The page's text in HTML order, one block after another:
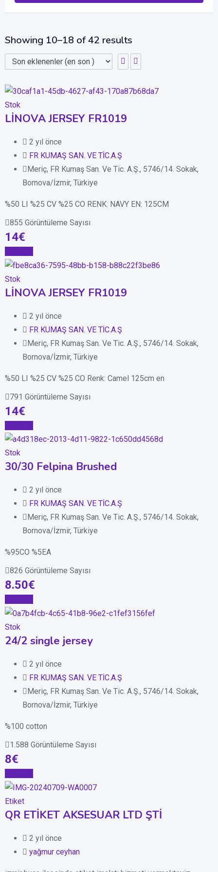
Showing 10–18 of 42 results
Stok
LİNOVA JERSEY FR1019
2 yıl önce
FR KUMAŞ SAN. VE TİC.A.Ş
Meriç, FR Kumaş San. Ve Tic. A.Ş., 5746/14. Sokak,
Bornova/İzmir, Türkiye
%50 LI %25 CV %25 CO RENK: NAVY EN: 125CM
855 Görüntüleme Sayısı
14€
Stok
LİNOVA JERSEY FR1019
2 yıl önce
FR KUMAŞ SAN. VE TİC.A.Ş
Meriç, FR Kumaş San. Ve Tic. A.Ş., 5746/14. Sokak,
Bornova/İzmir, Türkiye
%50 LI %25 CV %25 CO Renk: Camel 125cm en
791 Görüntüleme Sayısı
14€
Stok
30/30 Felpina Brushed
2 yıl önce
FR KUMAŞ SAN. VE TİC.A.Ş
Meriç, FR Kumaş San. Ve Tic. A.Ş., 5746/14. Sokak,
Bornova/İzmir, Türkiye
%95CO %5EA
826 Görüntüleme Sayısı
8.50€
Stok
24/2 single jersey
2 yıl önce
FR KUMAŞ SAN. VE TİC.A.Ş
Meriç, FR Kumaş San. Ve Tic. A.Ş., 5746/14. Sokak,
Bornova/İzmir, Türkiye
%100 cotton
1.588 Görüntüleme Sayısı
8€
Etiket
QR ETİKET AKSESUAR LTD ŞTİ
2 yıl önce
yağmur ceyhan